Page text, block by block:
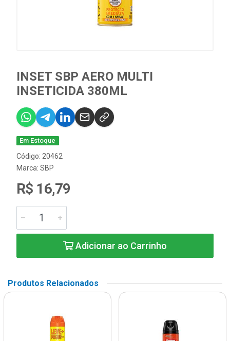
INSET SBP AERO MULTI
INSETICIDA 380ML
Em Estoque
Código: 20462
Marca: SBP
R$ 16,79
Adicionar ao Carrinho
Produtos Relacionados